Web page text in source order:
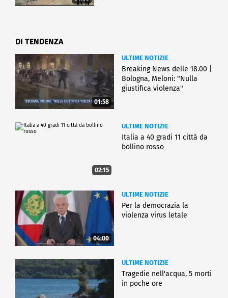
DI TENDENZA
01:58
ULTIME NOTIZIE
Breaking News delle 18.00 |
Bologna, Meloni: "Nulla
giustifica violenza"
02:15
ULTIME NOTIZIE
Italia a 40 gradi 11 città da
bollino rosso
04:00
ULTIME NOTIZIE
Per la democrazia la
violenza virus letale
ULTIME NOTIZIE
Tragedie nell'acqua, 5 morti
in poche ore